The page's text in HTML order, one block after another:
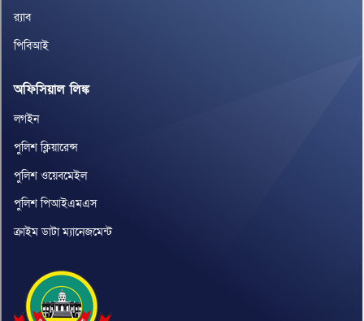
র‌্যাব
পিবিআই
অফিসিয়াল লিঙ্ক
লগইন
পুলিশ ক্লিয়ারেন্স
পুলিশ ওয়েবমেইল
পুলিশ পিআইএমএস
ক্রাইম ডাটা ম্যানেজমেন্ট